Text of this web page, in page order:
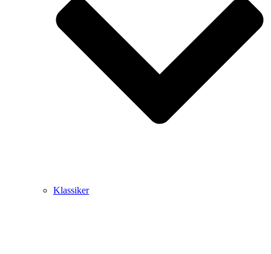
Klassiker